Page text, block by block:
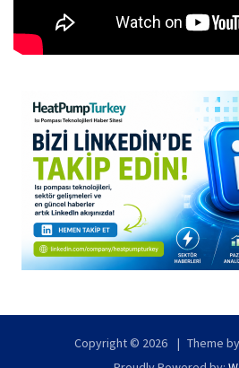
Copyright © 2026 Theme